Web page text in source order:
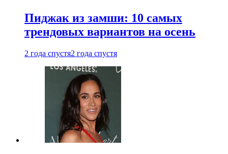
Пиджак из замши: 10 самых
трендовых вариантов на осень
2 года спустя2 года спустя